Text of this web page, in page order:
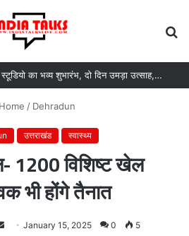
देहरादून में नविताल्या वैलनेस स्टूडियो का भव्य शुभारंभ, दो दिन उमड़ा उत्साह, गणमान्य अतिथियों ने दी शुभकामनाएं
/ Dehradun
उत्तराखंड स्वास्थ्य
1200 विशिष्ट खेल
भी होंगे तैनात
SendJanuary 15, 2025 0 5